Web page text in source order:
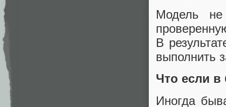
Модель не
В
выполнить
Что если в
Иногда